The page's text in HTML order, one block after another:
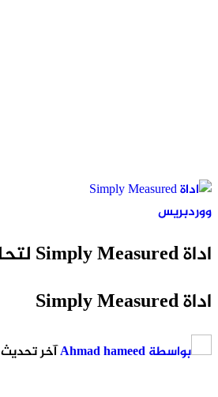
ووردبريس
اداة Simply Measured لتحليل مواقع التواصل الاجتماعي
اداة Simply Measured
بواسطةAhmad hameedآخر تحديث